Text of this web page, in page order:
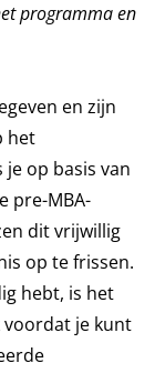
programma en
en zijn
het
op basis van
pre-MBA-
dit vrijwillig
op te frissen.
hebt, is het
voordat je kunt